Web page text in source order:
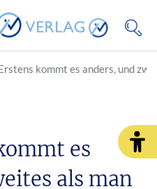
kommt es anders, und
es
als man